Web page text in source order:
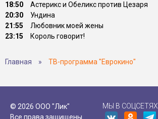
18:50
Астерикс и Обеликс против Цезаря
20:30
Ундина
21:55
Любовник моей жены
23:15
Король говорит!
Главная » ТВ-программа "Еврокино"
© 2026 ООО "Лик"
Все права защищены
МЫ В СОЦСЕТЯХ